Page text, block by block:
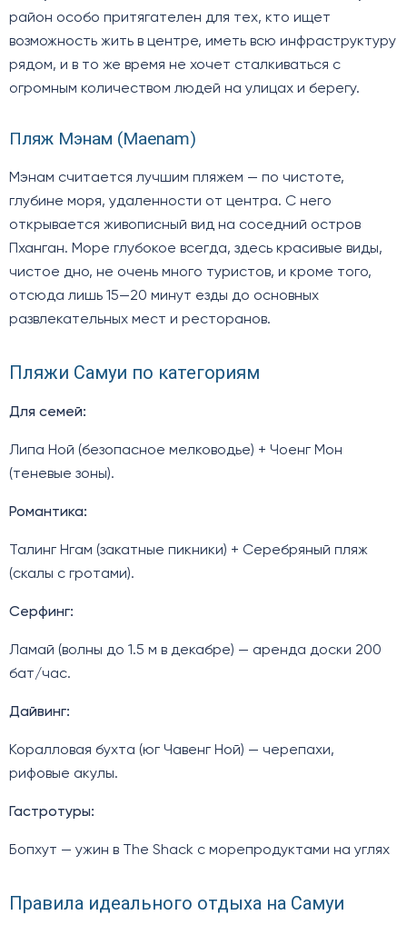
район особо притягателен для тех, кто ищет
возможность жить в центре, иметь всю инфраструктуру
рядом, и в то же время не хочет сталкиваться с
огромным количеством людей на улицах и берегу.
Пляж Мэнам (Maenam)
Мэнам считается лучшим пляжем — по чистоте,
глубине моря, удаленности от центра. С него
открывается живописный вид на соседний остров
Пханган. Море глубокое всегда, здесь красивые виды,
чистое дно, не очень много туристов, и кроме того,
отсюда лишь 15—20 минут езды до основных
развлекательных мест и ресторанов.
Пляжи Самуи по категориям
Для семей:
Липа Ной (безопасное мелководье) + Чоенг Мон
(теневые зоны).
Романтика:
Талинг Нгам (закатные пикники) + Серебряный пляж
(скалы с гротами).
Серфинг:
Ламай (волны до 1.5 м в декабре) — аренда доски 200
бат/час.
Дайвинг:
Коралловая бухта (юг Чавенг Ной) — черепахи,
рифовые акулы.
Гастротуры:
Бопхут — ужин в The Shack с морепродуктами на углях
Правила идеального отдыха на Самуи